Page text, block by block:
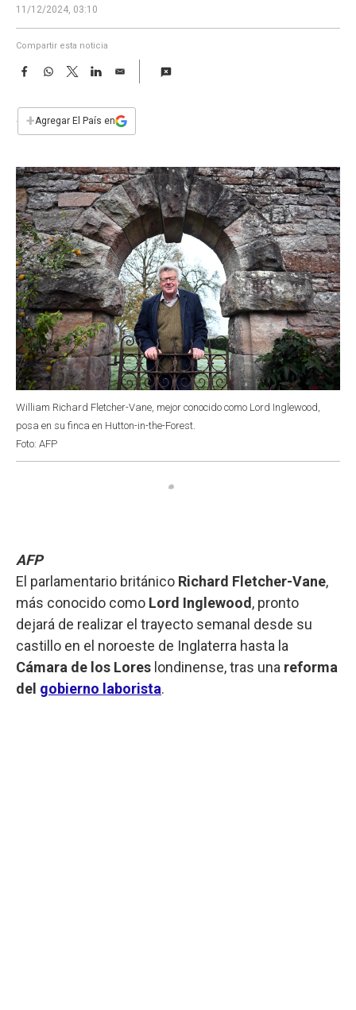
11/12/2024, 03:10
Compartir esta noticia
F
e
b
k
W
s
p
T
w
t
L
n
E
i
l
+Agregar El País en
William Richard Fletcher-Vane, mejor conocido como Lord Inglewood,
posa en su finca en Hutton-in-the-Forest.
Foto: AFP
AFP
El parlamentario británico Richard Fletcher-Vane,
más conocido como Lord Inglewood , pronto
dejará de realizar el trayecto semanal desde su
castillo en el noroeste de Inglaterra hasta la
Cámara de los Lores londinense, tras una reforma
del gobierno laborista.